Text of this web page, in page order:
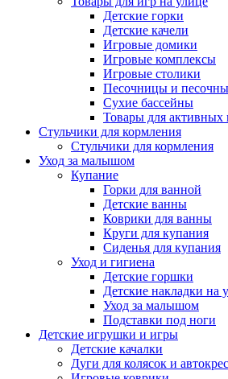
Детские горки
Детские качели
Игровые домики
Игровые комплексы
Игровые столики
Песочницы и
Сухие бассейны
Товары для активных
Стульчики для кормления
Стульчики для кормления
Уход за малышом
Купание
Горки для ванной
Детские ванны
Коврики для ванны
Круги для купания
Сиденья для купания
Уход и гигиена
Детские горшки
Детские накладки на
Уход за малышом
Подставки под ноги
Детские игрушки и игры
Детские качалки
Дуги для колясок и